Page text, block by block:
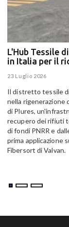
L'Hub Tessile
in Italia per il
23 Luglio 2026
Il distretto tessile
nella rigenerazione
di Plures,
recupero dei rifiuti
di fondi PNRR e
prima applicazione
Fibersort di Valvan.